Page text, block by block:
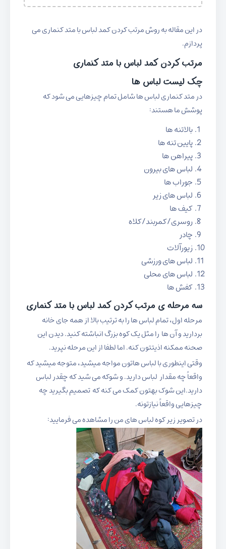
در این مقاله به روش مرتب کردن کمد لباس با متد کنماری می
پردازم.
مرتب کردن کمد لباس با متد کنماری
چک لیست لباس ها
در متد کنماری لباس ها شامل تمام چیزهایی می شود که
پوشش ما هستند:
بالاتنه ها
پایین تنه ها
پیراهن ها
لباس های بیرون
جوراب ها
لباس های زیر
کیف ها
روسری/کمربند/کلاه
چادر
زیورآلات
لباس های ورزشی
لباس های محلی
کفش ها
سه مرحله ی مرتب کردن کمد لباس با متد کنماری
مرحله اول، تمام لباس ها را به ترتیب بالا از همه جای خانه
بردارید و آن ها را مثل یک کوه بزرگ انباشته کنید. دیدن این
صحنه ممکنه اذیتتون کنه. اما لطفا از این مرحله نپرید.
وقتی اینطوری با لباس هاتون مواجه میشید، متوجه میشید که
واقعاً چه مقدار لباس دارید. و شوکه می شید که چقدر لباس
دارید.این شوک بهتون کمک می کنه که تصمیم بگیرید چه
چیزهایی واقعاً نیازتونه.
در تصویر زیر کوه لباس های من را مشاهده می فرمایید: